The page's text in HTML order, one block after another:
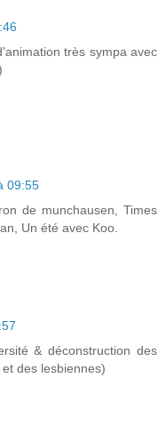
très sympa avec
09:55
de munchausen, Times
Un été avec Koo.
& déconstruction des
des lesbiennes)